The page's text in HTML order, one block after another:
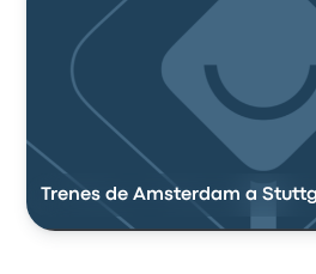
Trenes de Amsterdam a